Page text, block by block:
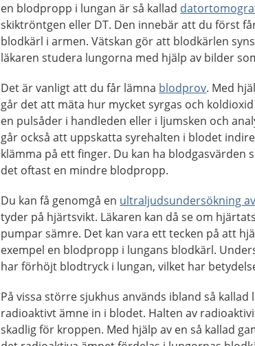
en blodpropp i lungan är så kallad
skiktröntgen eller DT. Den innebär att du först
blodkärl i armen. Vätskan gör att blodkärlen
läkaren studera lungorna med hjälp av bilder
Det är vanligt att du får lämna blodprov. Med
går det att mäta hur mycket syrgas och
en pulsåder i handleden eller i ljumsken och
går också att uppskatta syrehalten i blodet
klämma på ett finger. Du kan ha blodgasvärden
det oftast en mindre blodpropp.
Du kan få genomgå en ultraljudsundersökning
tyder på hjärtsvikt. Läkaren kan då se om
pumpar sämre. Det kan vara ett tecken på att
exempel en blodpropp i lungans blodkärl.
har förhöjt blodtryck i lungan, vilket har
På vissa större sjukhus används ibland så
radioaktivt ämne in i blodet. Halten av
skadlig för kroppen. Med hjälp av en så kallad